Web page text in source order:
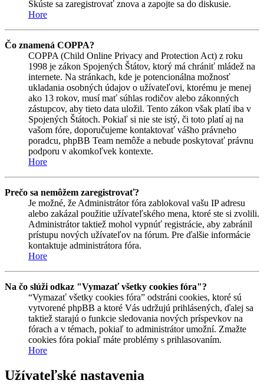
Skúste sa zaregistrovať znova a zapojte sa do diskusie.
Hore
Čo znamená COPPA?
COPPA (Child Online Privacy and Protection Act) z roku
1998 je zákon Spojených Štátov, ktorý má chrániť mládež na
internete. Na stránkach, kde je potencionálna možnosť
ukladania osobných údajov o užívateľovi, ktorému je menej
ako 13 rokov, musí mať súhlas rodičov alebo zákonných
zástupcov, aby tieto data uložil. Tento zákon však platí iba v
Spojených Štátoch. Pokiaľ si nie ste istý, či toto platí aj na
vašom fóre, doporučujeme kontaktovať vášho právneho
poradcu, phpBB Team nemôže a nebude poskytovať právnu
podporu v akomkoľvek kontexte.
Hore
Prečo sa nemôžem zaregistrovať?
Je možné, že Administrátor fóra zablokoval vašu IP adresu
alebo zakázal použitie užívateľského mena, ktoré ste si zvolili.
Administrátor taktiež mohol vypnúť registrácie, aby zabránil
prístupu nových užívateľov na fórum. Pre ďalšie informácie
kontaktuje administrátora fóra.
Hore
Na čo slúži odkaz "Vymazať všetky cookies fóra"?
“Vymazať všetky cookies fóra” odstráni cookies, ktoré sú
vytvorené phpBB a ktoré Vás udržujú prihlásených, ďalej sa
taktiež starajú o funkcie sledovania nových príspevkov na
fórach a v témach, pokiaľ to administrátor umožní. Zmažte
cookies fóra pokiaľ máte problémy s prihlasovaním.
Hore
Užívateľské nastavenia